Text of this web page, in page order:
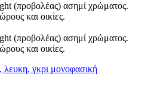
(προβολέας) ασημί χρώματος.
και οικίες.
(προβολέας) ασημί χρώματος.
και οικίες.